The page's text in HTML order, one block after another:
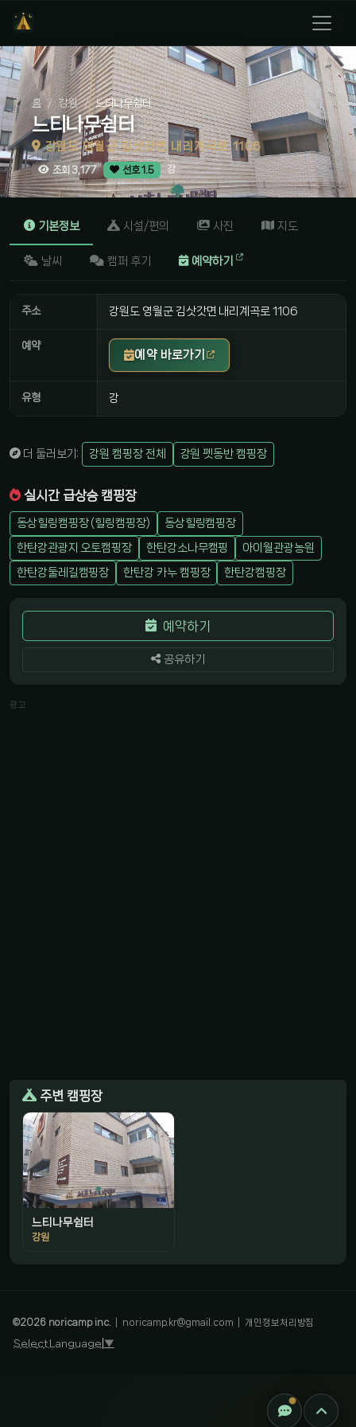
홈 강원 느티나무쉼터
느티나무쉼터
강원도 영월군 김삿갓면 내리계곡로 1106
조회 3,177 선호 1.5 강
기본정보 시설/편의 사진 지도
날씨 캠퍼 후기 예약하기
주소 강원도 영월군 김삿갓면 내리계곡로 1106
예약
예약 바로가기
유형 강
더 둘러보기: 강원 캠핑장 전체 강원 펫동반 캠핑장
실시간 급상승 캠핑장
동상힐링캠핑장 (힐링캠핑장)
동상힐링캠핑장
한탄강관광지 오토캠핑장
한탄강소나무캠핑
아이월관광농원
한탄강둘레길캠핑장
한탄강 카누 캠핑장 한탄강캠핑장
예약하기
공유하기
광고
주변 캠핑장
느티나무쉼터
강원
©2026noricamp inc. noricamp.kr@gmail.com 개인정보처리방침
Select Language ▼